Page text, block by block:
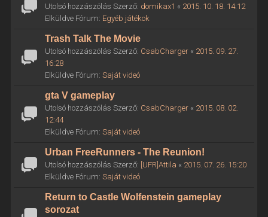
Utolsó hozzászólás Szerző: domikax1 « 2015. 10. 18. 14:12
Elküldve Fórum: Egyéb játékok
Trash Talk The Movie
Utolsó hozzászólás Szerző: CsabCharger« 2015. 09. 27.
16:28
Elküldve Fórum: Saját videó
gta V gameplay
Utolsó hozzászólás Szerző: CsabCharger« 2015. 08. 02.
12:44
Elküldve Fórum: Saját videó
Urban FreeRunners - The Reunion!
Utolsó hozzászólás Szerző: [UFR]Attila « 2015. 07. 26. 15:20
Elküldve Fórum: Saját videó
Return to Castle Wolfenstein gameplay
sorozat